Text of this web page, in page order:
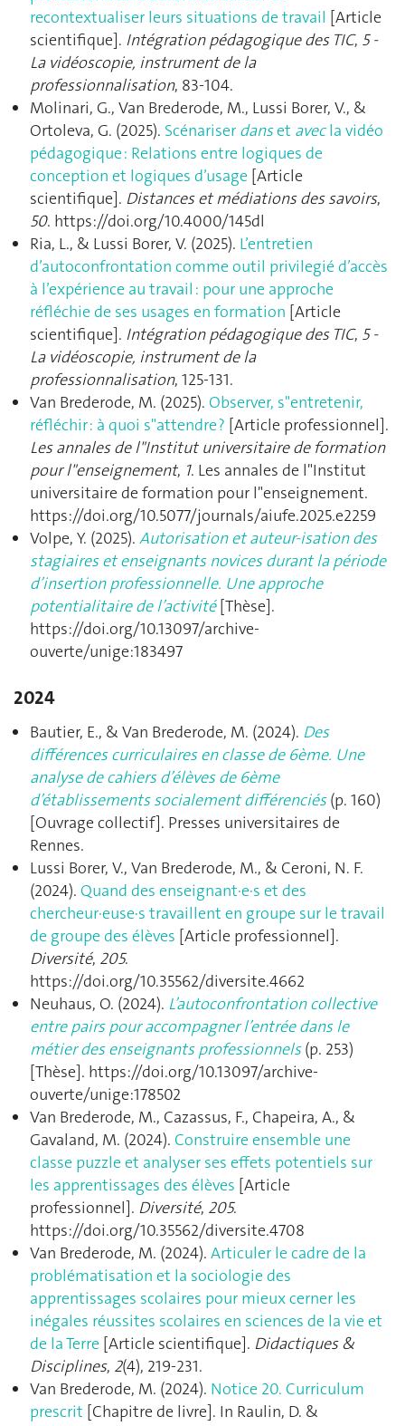
recontextualiser leurs situations de travail [Article
scientifique]. Intégration pédagogique des TIC, 5 -
La vidéoscopie, instrument de la
professionnalisation, 83‑104.
Molinari, G., Van Brederode, M., Lussi Borer, V., &
Ortoleva, G. (2025). Scénariser danset avecla vidéo
pédagogique : Relations entre logiques de
conception et logiques d’usage [Article
scientifique]. Distances et médiations des savoirs,
50. https://doi.org/10.4000/145dl
Ria, L., & Lussi Borer, V. (2025). L’entretien
d’autoconfrontation comme outil privilegié d’accès
à l’expérience au travail : pour une approche
réfléchie de ses usages en formation [Article
scientifique]. Intégration pédagogique des TIC, 5 -
La vidéoscopie, instrument de la
professionnalisation, 125‑131.
Van Brederode, M. (2025). Observer, s"entretenir,
réfléchir : à quoi s"attendre ? [Article professionnel].
Les annales de l"Institut universitaire de formation
pour l"enseignement, 1. Les annales de l"Institut
universitaire de formation pour l"enseignement.
https://doi.org/10.5077/journals/aiufe.2025.e2259
Volpe, Y. (2025). Autorisation et auteur-isation des
stagiaires et enseignants novices durant la période
d’insertion professionnelle. Une approche
potentialitaire de l’activité[Thèse].
https://doi.org/10.13097/archive-
ouverte/unige:183497
2024
Bautier, E., & Van Brederode, M. (2024). Des
différences curriculaires en classe de 6ème. Une
analyse de cahiers d’élèves de 6ème
d’établissements socialement différenciés(p. 160)
[Ouvrage collectif]. Presses universitaires de
Rennes.
Lussi Borer, V., Van Brederode, M., & Ceroni, N. F.
(2024). Quand des enseignant·e·s et des
chercheur·euse·s travaillent en groupe sur le travail
de groupe des élèves [Article professionnel].
Diversité, 205.
https://doi.org/10.35562/diversite.4662
Neuhaus, O. (2024). L’autoconfrontation collective
entre pairs pour accompagner l’entrée dans le
métier des enseignants professionnels(p. 253)
[Thèse]. https://doi.org/10.13097/archive-
ouverte/unige:178502
Van Brederode, M., Cazassus, F., Chapeira, A., &
Gavaland, M. (2024). Construire ensemble une
classe puzzle et analyser ses effets potentiels sur
les apprentissages des élèves [Article
professionnel]. Diversité, 205.
https://doi.org/10.35562/diversite.4708
Van Brederode, M. (2024). Articuler le cadre de la
problématisation et la sociologie des
apprentissages scolaires pour mieux cerner les
inégales réussites scolaires en sciences de la vie et
de la Terre [Article scientifique]. Didactiques &
Disciplines, 2(4), 219‑231.
Van Brederode, M. (2024). Notice 20. Curriculum
prescrit [Chapitre de livre]. In Raulin, D. &